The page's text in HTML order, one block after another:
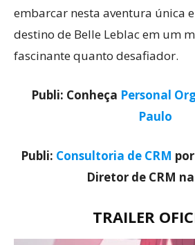
embarcar nesta aventura única
destino de Belle Leblac em um
fascinante quanto desafiador.
Publi: Conheça Personal
Paulo
Publi: Consultoria de CRM
Diretor de CRM na
TRAILER